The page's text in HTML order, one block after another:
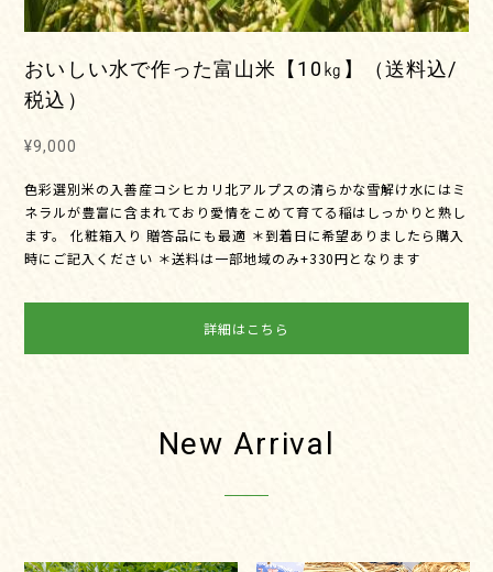
おいしい水で作った富山米【10㎏】（送料込/
税込）
¥9,000
色彩選別米の入善産コシヒカリ北アルプスの清らかな雪解け水にはミ
ネラルが豊富に含まれており愛情をこめて育てる稲はしっかりと熟し
ます。 化粧箱入り 贈答品にも最適 ＊到着日に希望ありましたら購入
時にご記入ください ＊送料は一部地域のみ+330円となります
詳細はこちら
New Arrival